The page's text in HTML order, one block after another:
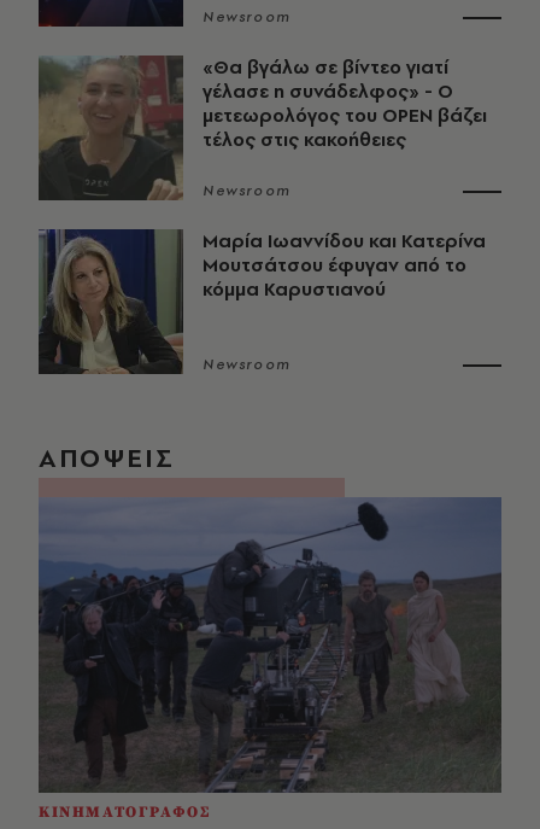
Newsroom
«Θα βγάλω σε βίντεο γιατί
γέλασε η συνάδελφος» - Ο
μετεωρολόγος του OPEN βάζει
τέλος στις κακοήθειες
Newsroom
Μαρία Ιωαννίδου και Κατερίνα
Μουτσάτσου έφυγαν από το
κόμμα Καρυστιανού
Newsroom
ΑΠΟΨΕΙΣ
ΚΙΝΗΜΑΤΟΓΡΑΦΟΣ